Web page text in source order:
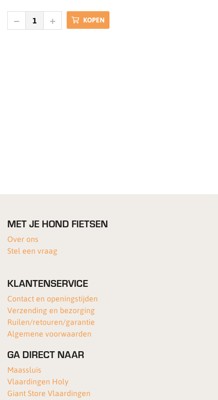
KOPEN
MET JE HOND FIETSEN
Over ons
Stel een vraag
KLANTENSERVICE
Contact en openingstijden
Verzending en bezorging
Ruilen/retouren/garantie
Algemene voorwaarden
GA DIRECT NAAR
Maassluis
Vlaardingen Holy
Giant Store Vlaardingen